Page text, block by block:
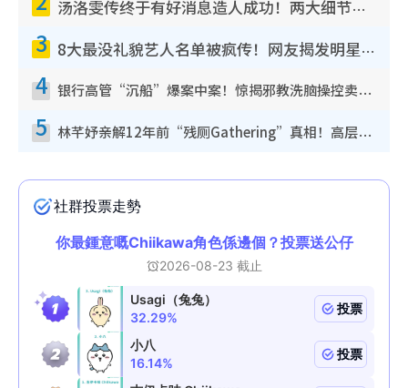
汤洛雯传终于有好消息造人成功！两大细节曝孕味极浓引猜测：大肚婆先会咁！
3 8大最没礼貌艺人名单被疯传！网友揭发明星真面目，一致数落这一位是无品天花板？
4 银行高管“沉船”爆案中案！惊揭邪教洗脑操控卖淫被吞600万，幕后黑手讲多错多
5 林芊妤亲解12年前“残厕Gathering”真相！高层解约一句话重创尊严，至今拒返TVB